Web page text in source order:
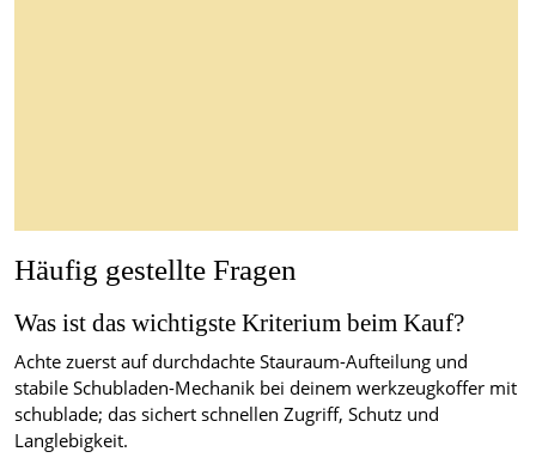
Häufig gestellte Fragen
Was ist das wichtigste Kriterium beim Kauf?
Achte zuerst auf durchdachte Stauraum-Aufteilung und
stabile Schubladen-Mechanik bei deinem werkzeugkoffer mit
schublade; das sichert schnellen Zugriff, Schutz und
Langlebigkeit.